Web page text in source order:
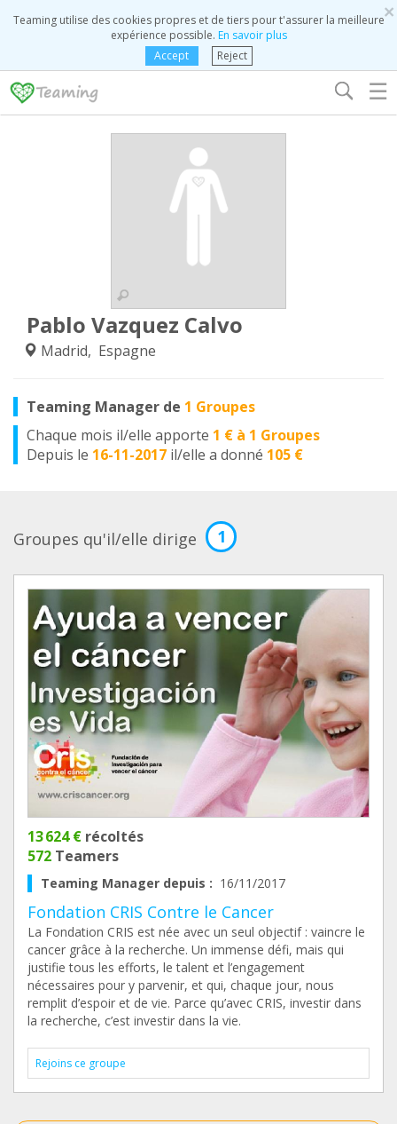
×
Teaming utilise des cookies propres et de tiers pour t'assurer la meilleure
expérience possible. En savoir plus
Accept
Reject
☰
Pablo Vazquez Calvo
Madrid, Espagne
Teaming Manager de 1 Groupes
Chaque mois il/elle apporte 1 € à 1 Groupes
Depuis le 16-11-2017 il/elle a donné 105 €
Groupes qu'il/elle dirige 1
13 624 € récoltés
572 Teamers
Teaming Manager depuis : 16/11/2017
Fondation CRIS Contre le Cancer
La Fondation CRIS est née avec un seul objectif : vaincre le
cancer grâce à la recherche. Un immense défi, mais qui
justifie tous les efforts, le talent et l’engagement
nécessaires pour y parvenir, et qui, chaque jour, nous
remplit d’espoir et de vie. Parce qu’avec CRIS, investir dans
la recherche, c’est investir dans la vie.
Rejoins ce groupe